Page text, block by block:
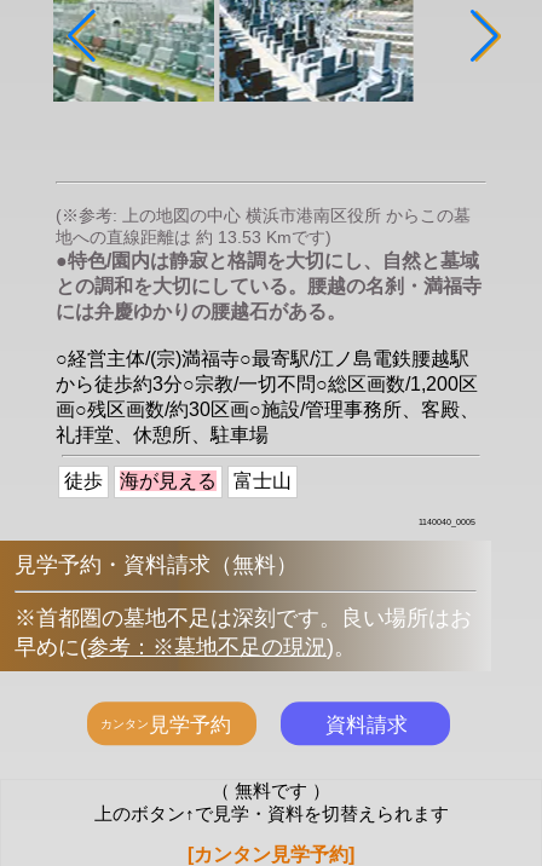
(※参考: 上の地図の中心 横浜市港南区役所 からこの墓
地への直線距離は 約 13.53 Kmです)
●特色/園内は静寂と格調を大切にし、自然と墓域
との調和を大切にしている。腰越の名刹・満福寺
には弁慶ゆかりの腰越石がある。
○経営主体/(宗)満福寺○最寄駅/江ノ島電鉄腰越駅
から徒歩約3分○宗教/一切不問○総区画数/1,200区
画○残区画数/約30区画○施設/管理事務所、客殿、
礼拝堂、休憩所、駐車場
徒歩 海が見える 富士山
1140040_0005
見学予約・資料請求（無料）
※首都圏の墓地不足は深刻です。良い場所はお
早めに(参考：※墓地不足の現況)。
（ 無料です ）
上のボタン↑で見学・資料を切替えられます
[カンタン見学予約]